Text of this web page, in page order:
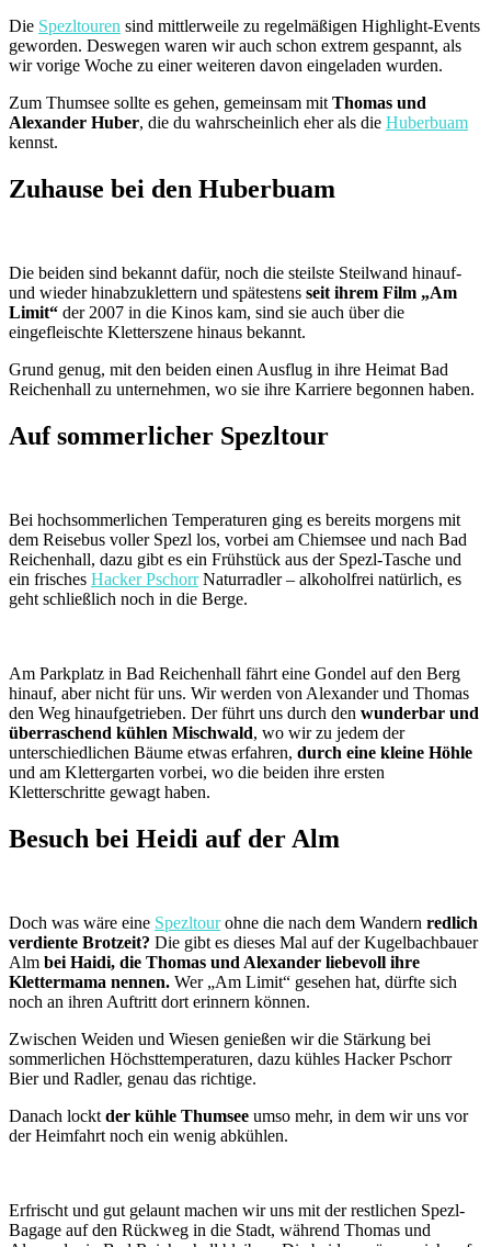
Die Spezltouren sind mittlerweile zu regelmäßigen Highlight-Events
geworden. Deswegen waren wir auch schon extrem gespannt, als
wir vorige Woche zu einer weiteren davon eingeladen wurden.
Zum Thumsee sollte es gehen, gemeinsam mit Thomas und
Alexander Huber, die du wahrscheinlich eher als die Huberbuam
kennst.
Zuhause bei den Huberbuam
Die beiden sind bekannt dafür, noch die steilste Steilwand hinauf-
und wieder hinabzuklettern und spätestens seit ihrem Film „Am
Limit“ der 2007 in die Kinos kam, sind sie auch über die
eingefleischte Kletterszene hinaus bekannt.
Grund genug, mit den beiden einen Ausflug in ihre Heimat Bad
Reichenhall zu unternehmen, wo sie ihre Karriere begonnen haben.
Auf sommerlicher Spezltour
Bei hochsommerlichen Temperaturen ging es bereits morgens mit
dem Reisebus voller Spezl los, vorbei am Chiemsee und nach Bad
Reichenhall, dazu gibt es ein Frühstück aus der Spezl-Tasche und
ein frisches Hacker PschorrNaturradler – alkoholfrei natürlich, es
geht schließlich noch in die Berge.
Am Parkplatz in Bad Reichenhall fährt eine Gondel auf den Berg
hinauf, aber nicht für uns. Wir werden von Alexander und Thomas
den Weg hinaufgetrieben. Der führt uns durch den wunderbar und
überraschend kühlen Mischwald, wo wir zu jedem der
unterschiedlichen Bäume etwas erfahren, durch eine kleine Höhle
und am Klettergarten vorbei, wo die beiden ihre ersten
Kletterschritte gewagt haben.
Besuch bei Heidi auf der Alm
Doch was wäre eine Spezltourohne die nach dem Wandern redlich
verdiente Brotzeit? Die gibt es dieses Mal auf der Kugelbachbauer
Alm bei Haidi, die Thomas und Alexander liebevoll ihre
Klettermama nennen. Wer „Am Limit“ gesehen hat, dürfte sich
noch an ihren Auftritt dort erinnern können.
Zwischen Weiden und Wiesen genießen wir die Stärkung bei
sommerlichen Höchsttemperaturen, dazu kühles Hacker Pschorr
Bier und Radler, genau das richtige.
Danach lockt der kühle Thumsee umso mehr, in dem wir uns vor
der Heimfahrt noch ein wenig abkühlen.
Erfrischt und gut gelaunt machen wir uns mit der restlichen Spezl-
Bagage auf den Rückweg in die Stadt, während Thomas und